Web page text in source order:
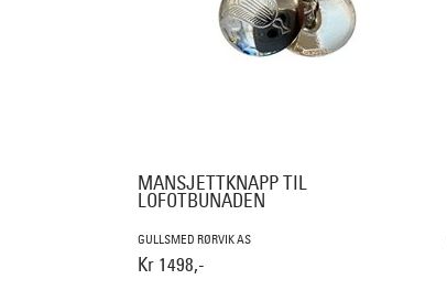
MANSJETTKNAPP TIL
LOFOTBUNADEN
GULLSMED RØRVIK AS
Kr 1498,-